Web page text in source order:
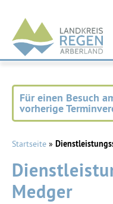
Landkreis
Regen
Für einen Besuch
vorherige
Startseite »
Medger